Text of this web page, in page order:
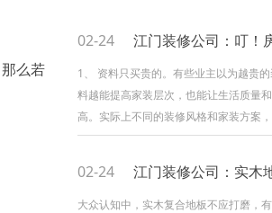
么若
02-24
1、 资料只买贵的。有些业主以为越贵
料越能提高家装层次，也能让生活质量
高。实际上不同的装修风格和家装方案
的原料、品种有纷歧样的要求，只要坚
贵的。 2、 装修不加约束。适当的装
提高美观性，营建良好的气氛和环境，
02-24
大众认知中，实木复合地板不应打磨，